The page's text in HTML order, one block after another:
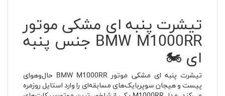
تیشرت پنبه ای مشکی موتور
BMW M1000RR جنس پنبه
ای 🏍️
تیشرت پنبه ای مشکی موتور BMW M1000RR حال‌وهوای
پیست و هیجان سوپربایک‌های مسابقه‌ای را وارد استایل روزمره